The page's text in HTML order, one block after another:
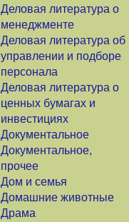
Деловая литература о
менеджменте
Деловая литература об
управлении и подборе
персонала
Деловая литература о
ценных бумагах и
инвестициях
Документальное
Документальное,
прочее
Дом и семья
Домашние животные
Драма